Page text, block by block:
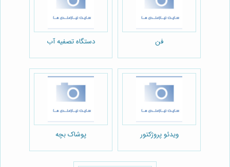
فن دستگاه تصفیه آب
ویدئو پروژکتور پوشاک بچه